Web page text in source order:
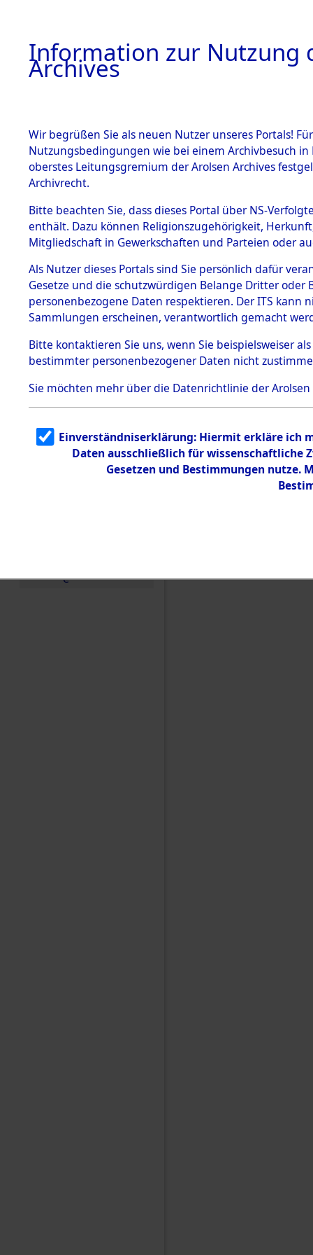
BESTÄNDE
1.
mente
5. Verschiedenes
5.3
Todesmärsche
5.3.1 Alliierte
Erhebungen
zu
Todesmärsch
en
5.3.2
g
5.3.3
Todesmärsch
e
Lübeck→
Information zur Nutzung
Archives
Wir begrüßen Sie als neuen Nutzer unseres Portals!
Nutzungsbedingungen wie bei einem Archivbesuch
oberstes Leitungsgremium der Arolsen Archives
Archivrecht.
Bitte beachten Sie, dass dieses Portal über NS-
enthält. Dazu können Religionszugehörigkeit,
Mitgliedschaft in Gewerkschaften und Parteien oder
Als Nutzer dieses Portals sind Sie persönlich dafür
Gesetze und die schutzwürdigen Belange Dritter
personenbezogene Daten respektieren. Der ITS
Sammlungen erscheinen, verantwortlich gemacht
Bitte kontaktieren Sie uns, wenn Sie beispielsweiser
bestimmter personenbezogener Daten nicht
Sie möchten mehr über die Datenrichtlinie der Arolsen
Einverständniserklärung: Hiermit erkläre ich
Daten ausschließlich für wissenschaftliche
Gesetzen und Bestimmungen nutze.